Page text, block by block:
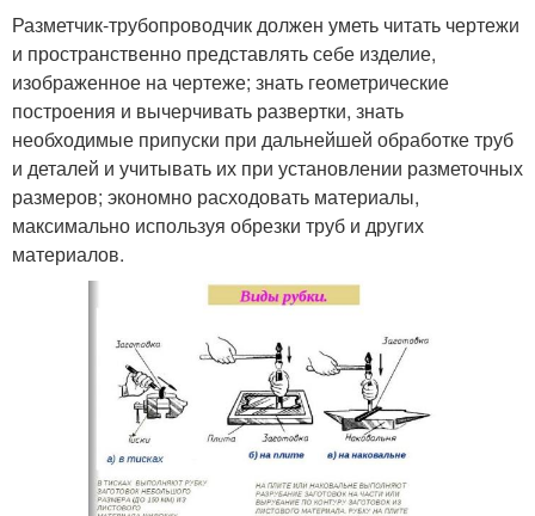
Разметчик-трубопроводчик должен уметь читать чертежи
и пространственно представлять себе изделие,
изображенное на чертеже; знать геометрические
построения и вычерчивать развертки, знать
необходимые припуски при дальнейшей обработке труб
и деталей и учитывать их при установлении разметочных
размеров; экономно расходовать материалы,
максимально используя обрезки труб и других
материалов.